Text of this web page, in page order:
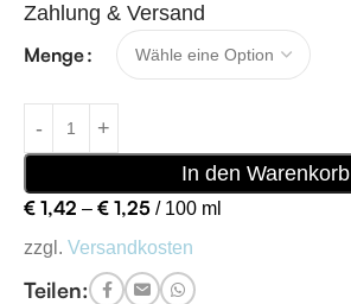
Zahlung & Versand
Menge
In den Warenkorb
€ 1,42 – € 1,25 / 100 ml
zzgl. Versandkosten
Teilen: